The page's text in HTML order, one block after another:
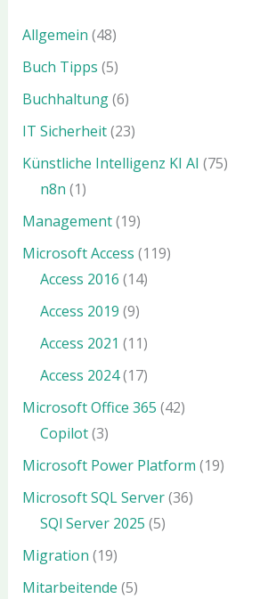
Allgemein (48)
Buch Tipps (5)
Buchhaltung(6)
IT Sicherheit(23)
Künstliche Intelligenz KI AI (75)
n8n (1)
Management(19)
Microsoft Access (119)
Access 2016 (14)
Access 2019 (9)
Access 2021 (11)
Access 2024(17)
Microsoft Office 365 (42)
Copilot(3)
Microsoft Power Platform (19)
Microsoft SQL Server(36)
SQl Server 2025 (5)
Migration (19)
Mitarbeitende (5)